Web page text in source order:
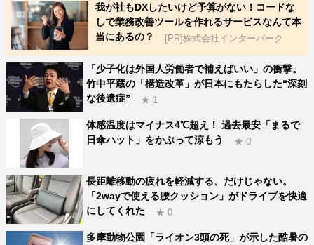
我が社もDXしたいけど予算がない！コードな
しで業務改善ツールを作れるサービスなんて本
当にあるの？
[PR]株式会社インターパーク
「少子化は外国人労働者で補えばいい」の衝撃。
竹中平蔵の「構造改革」が日本にもたらした“深刻
な後遺症”
★ 1
体感温度はマイナス4℃超え！ 過去最安「まるで
日傘ハット」をかぶって涼もう
★ 0
長距離移動の疲れを軽減する、だけじゃない。
「2wayで使える腰クッション」がドライブを快適
にしてくれた
★ 0
多摩動物公園「ライオン3頭の死」が示した酷暑の